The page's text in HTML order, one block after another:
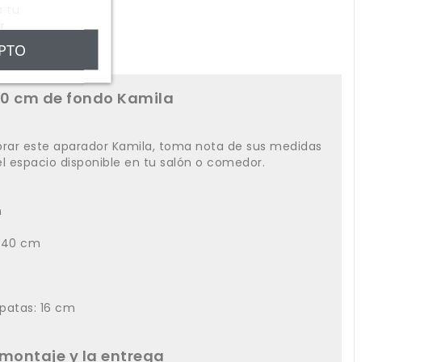
cm de fondo Kamila
este aparador Kamila, toma nota de sus medidas
espacio disponible en tu salón o comedor.
cm
16 cm
y la entrega